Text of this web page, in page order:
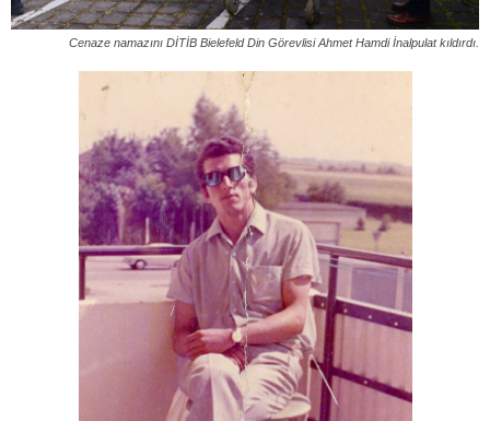
Cenaze namazını DİTİB Bielefeld Din Görevlisi Ahmet Hamdi İnalpulat kıldırdı.